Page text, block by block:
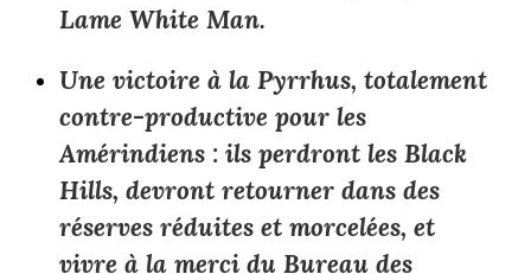
Lame White Man.
Une victoire à la Pyrrhus, totalement
contre-productive pour les
Amérindiens : ils perdront les Black
Hills, devront retourner dans des
réserves réduites et morcelées, et
vivre à la merci du Bureau des